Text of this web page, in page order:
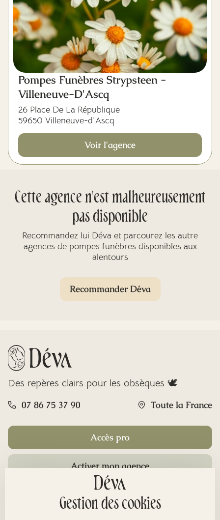
Pompes Funèbres Strypsteen -
Villeneuve-D'Ascq
26 Place De La République
59650 Villeneuve-d'Ascq
Voir l'agence
Cette agence n'est malheureusement
pas disponible
Recommandez lui Déva et parcourez les autre
agences de pompes funèbres disponibles aux
alentours
Recommander Déva
Des repères clairs pour les obsèques 🕊️
07 86 75 37 90 Toute la France
Accès pro
Activer mon agence
Gestion des cookies